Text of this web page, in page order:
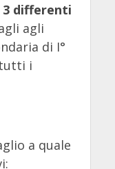
3 differenti
agli
di I°
i
a quale